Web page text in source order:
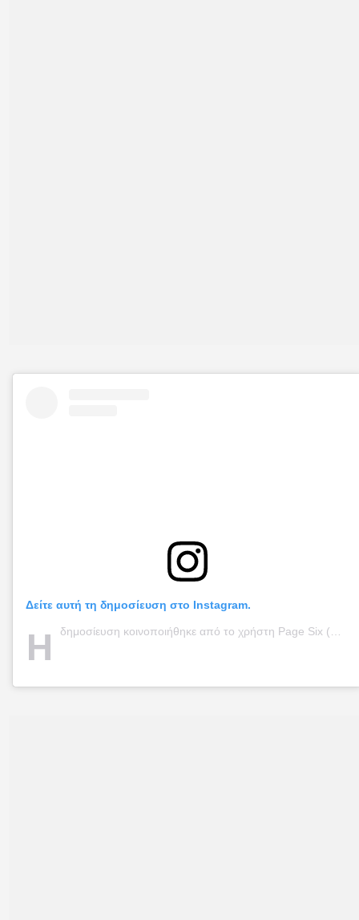
Δείτε αυτή τη δημοσίευση στο Instagram.
Η δημοσίευση κοινοποιήθηκε από το χρήστη Page Six (@pagesix)